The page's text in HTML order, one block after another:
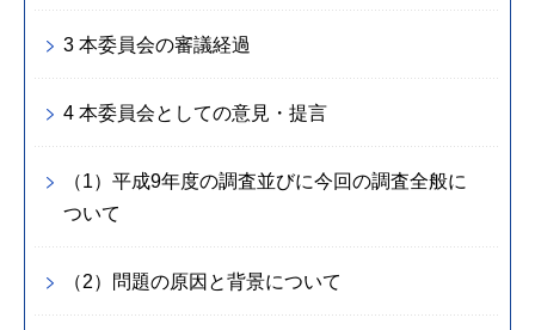
3 本委員会の審議経過
4 本委員会としての意見・提言
（1）平成9年度の調査並びに今回の調査全般に
ついて
（2）問題の原因と背景について